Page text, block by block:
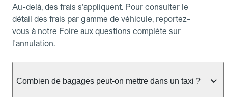
Au-delà, des frais s'appliquent. Pour consulter le
détail des frais par gamme de véhicule, reportez-
vous à notre Foire aux questions complète sur
l'annulation.
Combien de bagages peut-on mettre dans un taxi ?